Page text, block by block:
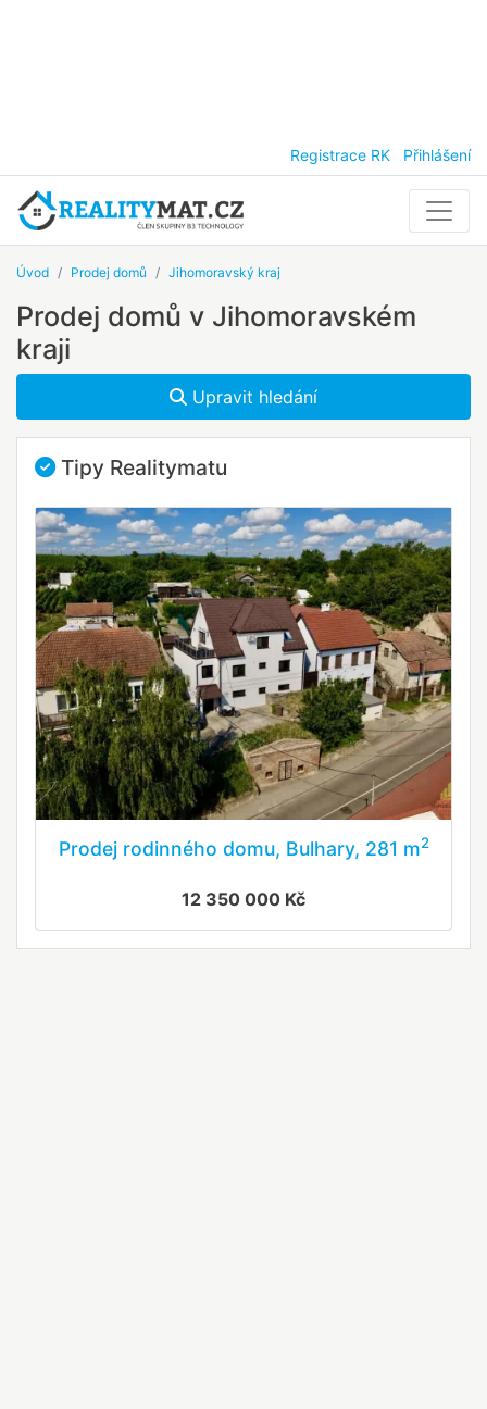
Registrace RK Přihlášení
Úvod Prodej domů Jihomoravský kraj
Prodej domů v Jihomoravském
kraji
Upravit hledání
Tipy Realitymatu
Prodej rodinného domu, Bulhary, 281 m2
12 350 000 Kč